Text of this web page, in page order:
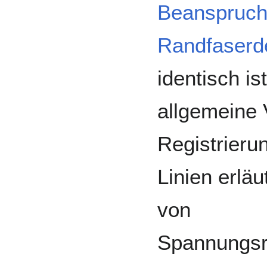
identisch
allgemeine
Linien
von